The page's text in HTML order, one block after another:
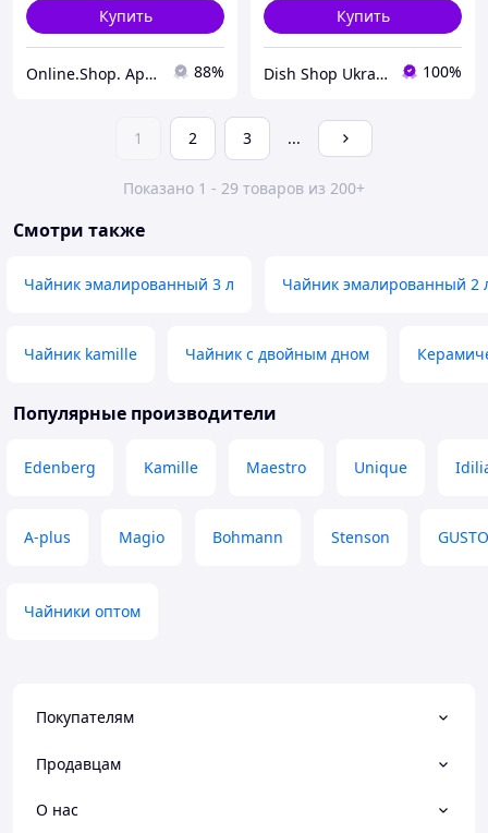
Купить
Online.Shop. Apelsin.7km 88%
Купить
Dish Shop Ukraine 100%
1 2 3 ...
Показано 1 - 29 товаров из 200+
Смотри также
Чайник эмалированный 3 л Чайник эмалированный 2
Чайник kamille Чайник с двойным дном
Популярные производители
Edenberg Kamille Maestro Unique
A-plus Magio Bohmann Stenson GUSTO
Чайники оптом
Покупателям
Продавцам
О нас